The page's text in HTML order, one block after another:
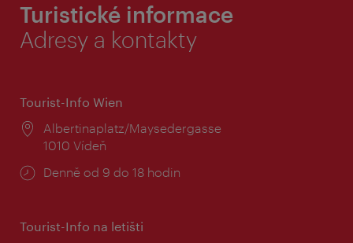
Turistické informace
Adresy a kontakty
Tourist-Info Wien
Místo:
Albertinaplatz/Maysedergasse
1010 Vídeň
Provozní
Denně od 9 do 18 hodin
Tourist-Info na letišti